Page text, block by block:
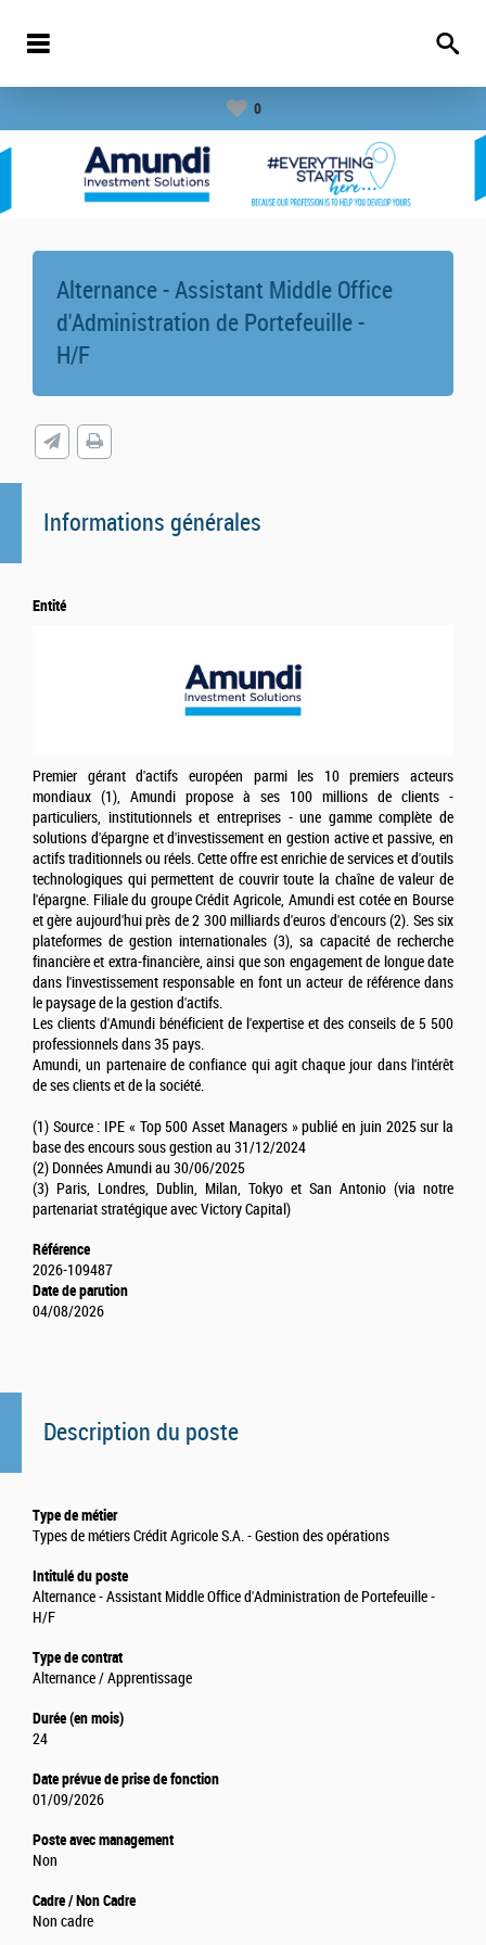
0
Alternance - Assistant Middle Office
d'Administration de Portefeuille -
H/F
Description du poste
Type de métier
Types de métiers Crédit Agricole S.A. - Gestion des opérations
Intitulé du poste
Alternance - Assistant Middle Office d'Administration de Portefeuille -
H/F
Type de contrat
Alternance / Apprentissage
Durée (en mois)
24
Date prévue de prise de fonction
01/09/2026
Poste avec management
Non
Cadre / Non Cadre
Non cadre
Informations générales
Entité
Premier gérant d'actifs européen parmi les 10 premiers acteurs
mondiaux (1), Amundi propose à ses 100 millions de clients -
particuliers, institutionnels et entreprises - une gamme complète de
solutions d'épargne et d'investissement en gestion active et passive, en
actifs traditionnels ou réels. Cette offre est enrichie de services et d'outils
technologiques qui permettent de couvrir toute la chaîne de valeur de
l'épargne. Filiale du groupe Crédit Agricole, Amundi est cotée en Bourse
et gère aujourd'hui près de 2 300 milliards d'euros d'encours (2). Ses six
plateformes de gestion internationales (3), sa capacité de recherche
financière et extra-financière, ainsi que son engagement de longue date
dans l'investissement responsable en font un acteur de référence dans
le paysage de la gestion d'actifs.
Les clients d'Amundi bénéficient de l'expertise et des conseils de 5 500
professionnels dans 35 pays.
Amundi, un partenaire de confiance qui agit chaque jour dans l'intérêt
de ses clients et de la société.
(1) Source : IPE « Top 500 Asset Managers » publié en juin 2025 sur la
base des encours sous gestion au 31/12/2024
(2) Données Amundi au 30/06/2025
(3) Paris, Londres, Dublin, Milan, Tokyo et San Antonio (via notre
partenariat stratégique avec Victory Capital)
Référence
2026-109487
Date de parution
04/08/2026